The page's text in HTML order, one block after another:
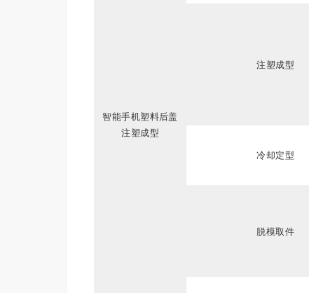
智能手机塑料后盖
注塑成型
注塑成型
冷却定型
脱模取件